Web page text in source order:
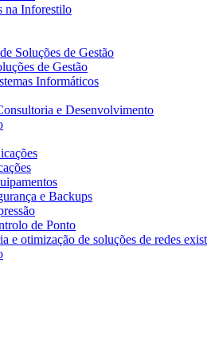
na Inforestilo
Soluções de Gestão
de Gestão
Informáticos
e Desenvolvimento
e Backups
de Ponto
e otimização de soluções de redes